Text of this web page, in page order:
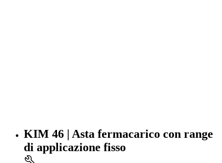
KIM 46 | Asta fermacarico con range
di applicazione fisso